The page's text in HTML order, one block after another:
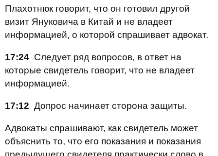
Плахотнюк говорит, что он готовил другой
визит Януковича в Китай и не владеет
информацией, о которой спрашивает адвокат.
17:24 Следует ряд вопросов, в ответ на
которые свидетель говорит, что не владеет
информацией.
17:12 Допрос начинает сторона защиты.
Адвокаты спрашивают, как свидетель может
объяснить то, что его показания и показания